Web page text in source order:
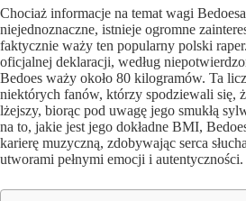
Chociaż informacje na temat wagi
niejednoznaczne, istnieje ogromne
faktycznie waży ten popularny polski
oficjalnej deklaracji, według
Bedoes waży około 80 kilogramów. Ta
niektórych fanów, którzy spodziewali się,
lżejszy, biorąc pod uwagę jego smukłą
na to, jakie jest jego dokładne BMI,
karierę muzyczną, zdobywając serca
utworami pełnymi emocji i autentyczności.